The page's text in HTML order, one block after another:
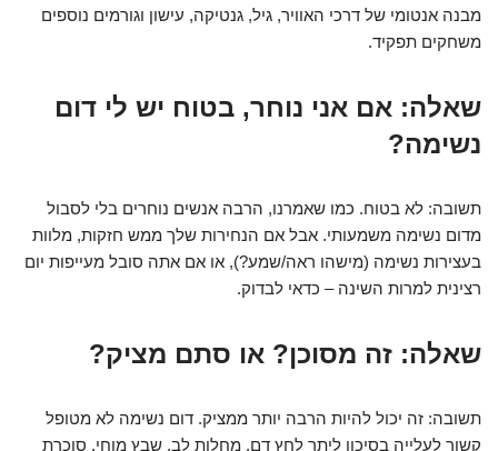
מבנה אנטומי של דרכי האוויר, גיל, גנטיקה, עישון וגורמים נוספים
משחקים תפקיד.
שאלה: אם אני נוחר, בטוח יש לי דום
נשימה?
תשובה: לא בטוח. כמו שאמרנו, הרבה אנשים נוחרים בלי לסבול
מדום נשימה משמעותי. אבל אם הנחירות שלך ממש חזקות, מלוות
בעצירות נשימה (מישהו ראה/שמע?), או אם אתה סובל מעייפות יום
רצינית למרות השינה – כדאי לבדוק.
שאלה: זה מסוכן? או סתם מציק?
תשובה: זה יכול להיות הרבה יותר ממציק. דום נשימה לא מטופל
קשור לעלייה בסיכון ליתר לחץ דם, מחלות לב, שבץ מוחי, סוכרת